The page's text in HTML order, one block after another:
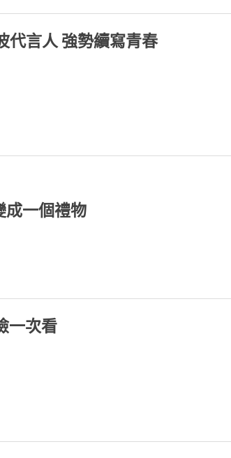
代言人 強勢續寫青春
一個禮物
一次看